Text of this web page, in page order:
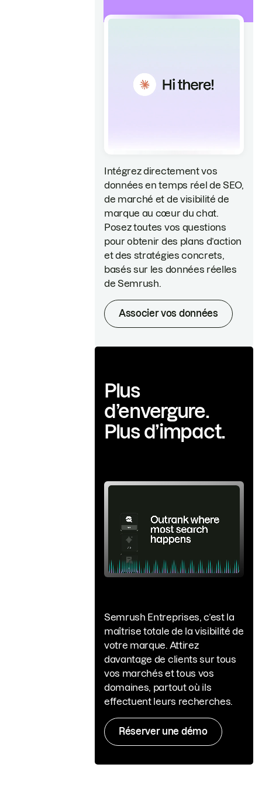
Intégrez directement vos
données en temps réel de SEO,
de marché et de visibilité de
marque au cœur du chat.
Posez toutes vos questions
pour obtenir des plans d’action
et des stratégies concrets,
basés sur les données réelles
de Semrush.
Associer vos données
Plus
d’envergure.
Plus d’impact.
Semrush Entreprises, c’est la
maîtrise totale de la visibilité de
votre marque. Attirez
davantage de clients sur tous
vos marchés et tous vos
domaines, partout où ils
effectuent leurs recherches.
Réserver une démo